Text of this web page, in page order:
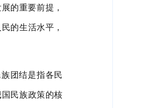
的重要前提，
的生活水平，
团结是指各民
民族政策的核